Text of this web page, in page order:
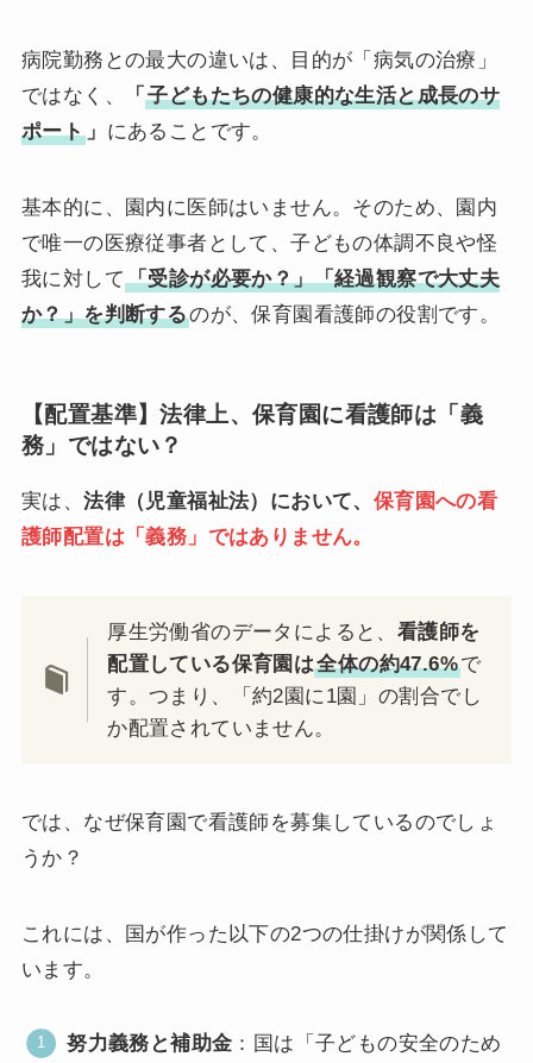
病院勤務との最大の違いは、目的が「病気の治療」
ではなく、
「子どもたちの健康的な生活と成長のサ
ポート 」 にあることです。
基本的に、園内に医師はいません。そのため、園内
で唯一の医療従事者として、子どもの体調不良や怪
我に対して 「受診が必要か？」「経過観察で大丈夫
か？」を判断するのが、保育園看護師の役割です。
【配置基準】法律上、保育園に看護師は「義
務」ではない？
実は、法律（児童福祉法）において、 保育園への看
護師配置は「義務」ではありません。
厚生労働省のデータによると、 看護師を
配置している保育園は全体の約47.6%で
す。つまり、「約2園に1園」の割合でし
か配置されていません。
では、なぜ保育園で看護師を募集しているのでしょ
うか？
これには、国が作った以下の2つの仕掛けが関係して
います。
努力義務と補助金 ：国は「子どもの安全のため